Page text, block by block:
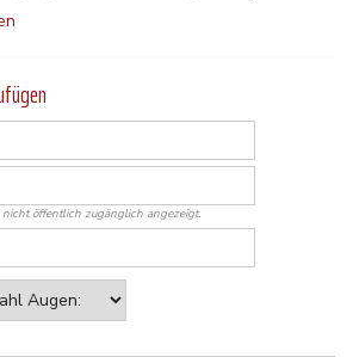
öffentlich zugänglich angezeigt.